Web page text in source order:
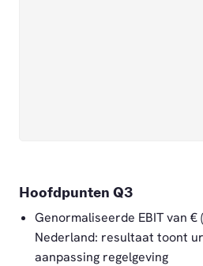
Hoofdpunten Q3
Genormaliseerde EBIT van €
Nederland: resultaat toont
aanpassing regelgeving